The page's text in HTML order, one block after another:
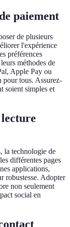
paiement
de plusieurs
l'expérience
préférences
méthodes de
Apple Pay ou
pour tous. Assurez-
soient simples et
la technologie de
différentes pages
applications,
robustesse. Adopter
non seulement
social en